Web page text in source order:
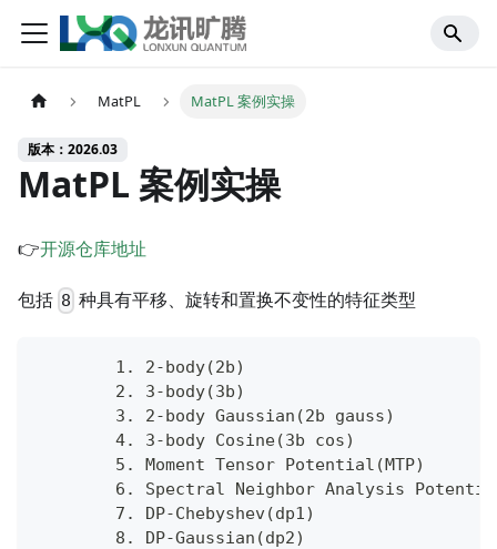
MatPL MatPL 案例实操
版本：2026.03
MatPL 案例实操
👉开源仓库地址
包括 8 种具有平移、旋转和置换不变性的特征类型
        1. 2-body(2b)
        2. 3-body(3b)
        3. 2-body Gaussian(2b gauss)
        4. 3-body Cosine(3b cos)
        5. Moment Tensor Potential(MTP)
6. Spectral Neighbor Analysis
        7. DP-Chebyshev(dp1)
        8. DP-Gaussian(dp2)